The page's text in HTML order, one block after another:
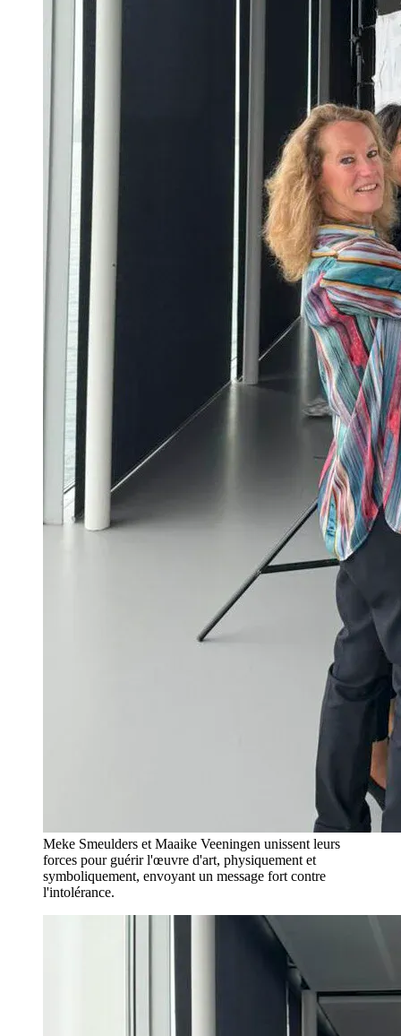
Meke Smeulders et Maaike Veeningen unissent leurs
forces pour guérir l'œuvre d'art, physiquement et
symboliquement, envoyant un message fort contre
l'intolérance.